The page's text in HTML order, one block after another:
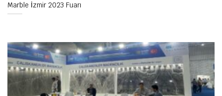
Marble İzmir 2023 Fuarı